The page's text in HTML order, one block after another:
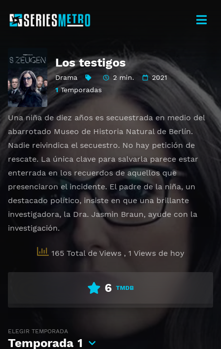
Los testigos
Drama 2 min.
2021
1 Temporadas
Una niña de diez años es secuestrada en medio del
abarrotado Museo de Historia Natural de Berlín.
Nadie reivindica el secuestro. No hay petición de
rescate. La única clave para salvarla parece estar
enterrada en los recuerdos de aquellos que
presenciaron el incidente. El padre de la niña, un
destacado político, insiste en que una brillante
investigadora, la Dra. Jasmin Braun, ayude con la
investigación.
165 Total de Views , 1 Views de hoy
6 TMDB
ELEGIR TEMPORADA
Temporada 1